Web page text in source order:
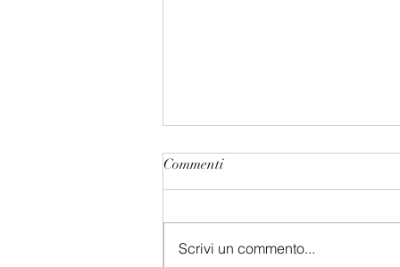
Commenti
Scrivi un commento...